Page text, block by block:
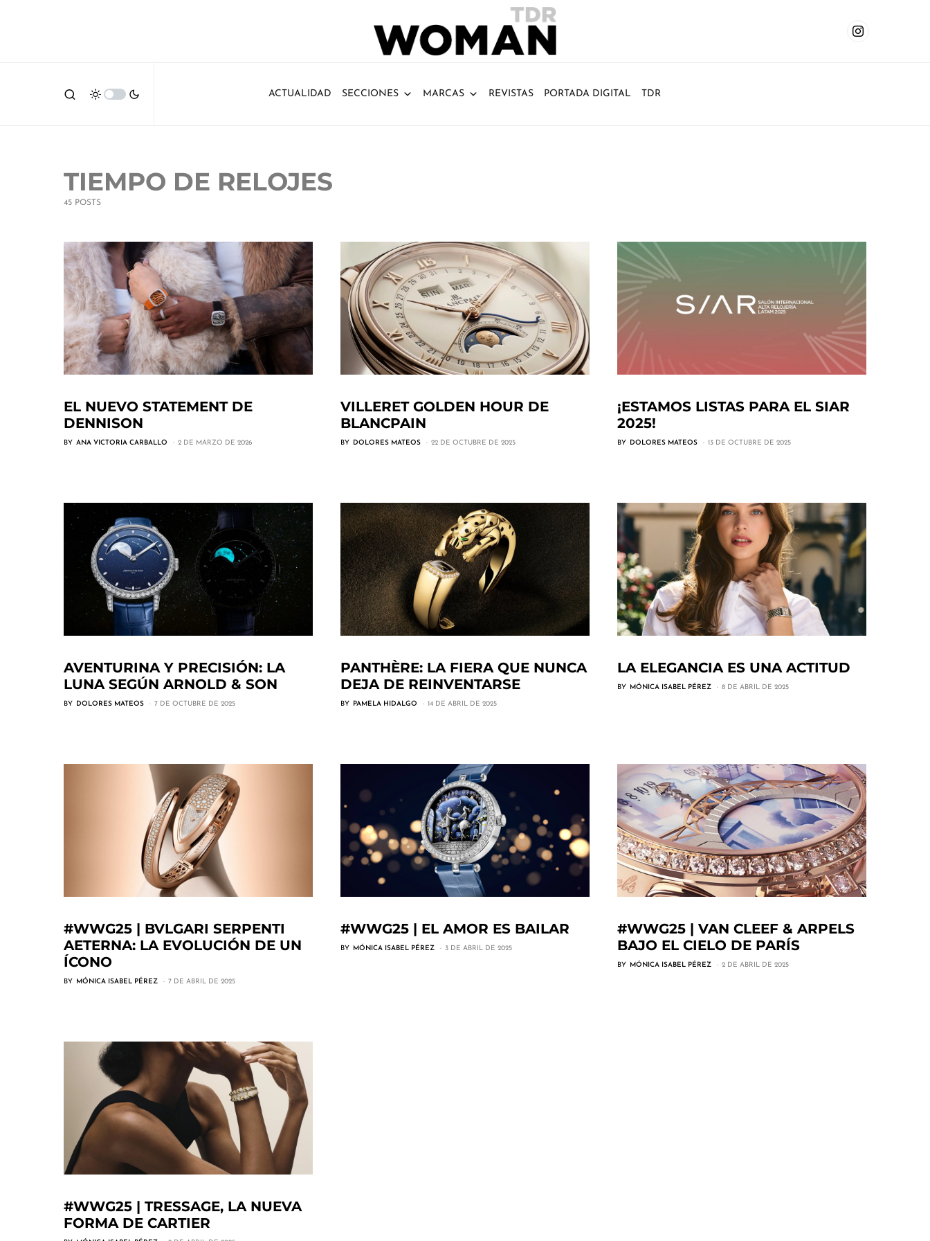
ACTUALIDAD SECCIONES MARCAS REVISTAS PORTADA DIGITAL TDR
TIEMPO DE RELOJES
45 POSTS
EL NUEVO STATEMENT DE
DENNISON
BY ANA VICTORIA CARBALLO 2 DE MARZO DE 2026
VILLERET GOLDEN HOUR DE
BLANCPAIN
BY DOLORES MATEOS 22 DE OCTUBRE DE 2025
¡ESTAMOS LISTAS PARA EL SIAR
2025!
BY DOLORES MATEOS 13 DE OCTUBRE DE 2025
AVENTURINA Y PRECISIÓN: LA
LUNA SEGÚN ARNOLD & SON
BY DOLORES MATEOS 7 DE OCTUBRE DE 2025
PANTHÈRE: LA FIERA QUE NUNCA
DEJA DE REINVENTARSE
BY PAMELA HIDALGO 14 DE ABRIL DE 2025
LA ELEGANCIA ES UNA ACTITUD
BY MÓNICA ISABEL PÉREZ 8 DE ABRIL DE 2025
#WWG25 | BVLGARI SERPENTI
AETERNA: LA EVOLUCIÓN DE UN
ÍCONO
BY MÓNICA ISABEL PÉREZ 7 DE ABRIL DE 2025
#WWG25 | EL AMOR ES BAILAR
BY MÓNICA ISABEL PÉREZ 3 DE ABRIL DE 2025
#WWG25 | VAN CLEEF & ARPELS
BAJO EL CIELO DE PARÍS
BY MÓNICA ISABEL PÉREZ 2 DE ABRIL DE 2025
#WWG25 | TRESSAGE, LA NUEVA
FORMA DE CARTIER